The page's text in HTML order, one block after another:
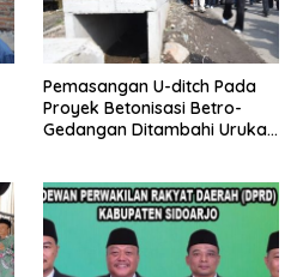
Pemasangan U-ditch Pada
Proyek Betonisasi Betro-
Gedangan Ditambahi Urukan